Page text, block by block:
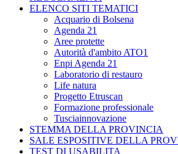
ELENCO SITI TEMATICI
Acquario di Bolsena
Agenda 21
Aree protette
Autorità d'ambito ATO1
Enpi Agenda 21
Laboratorio di restauro
Life natura
Progetto Etruscan
Formazione professionale
Tusciainnovazione
STEMMA DELLA PROVINCIA
SALE ESPOSITIVE DELLA
TEST DI USABILITA